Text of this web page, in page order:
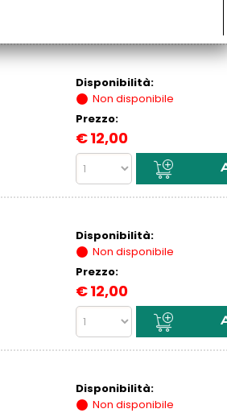
Disponibilità:
Non disponibile
Prezzo:
€12,00
Disponibilità:
Non disponibile
Prezzo:
€12,00
Disponibilità:
Non disponibile